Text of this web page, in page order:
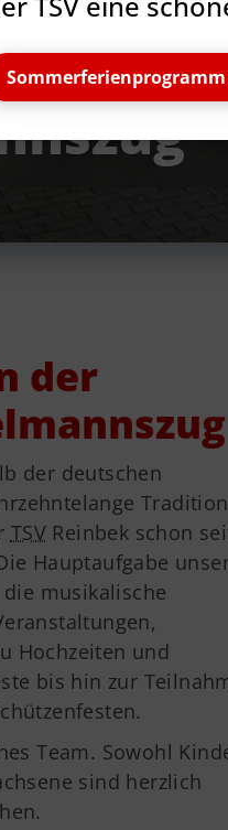
der
der deutschen
Tradition
TSV Reinbek schon
Hauptaufgabe
musikalische
Hochzeiten und
bis hin zur
Team. Sowohl
sind herzlich
Service
Mitglied
Satzung
Sommerferienprogramm